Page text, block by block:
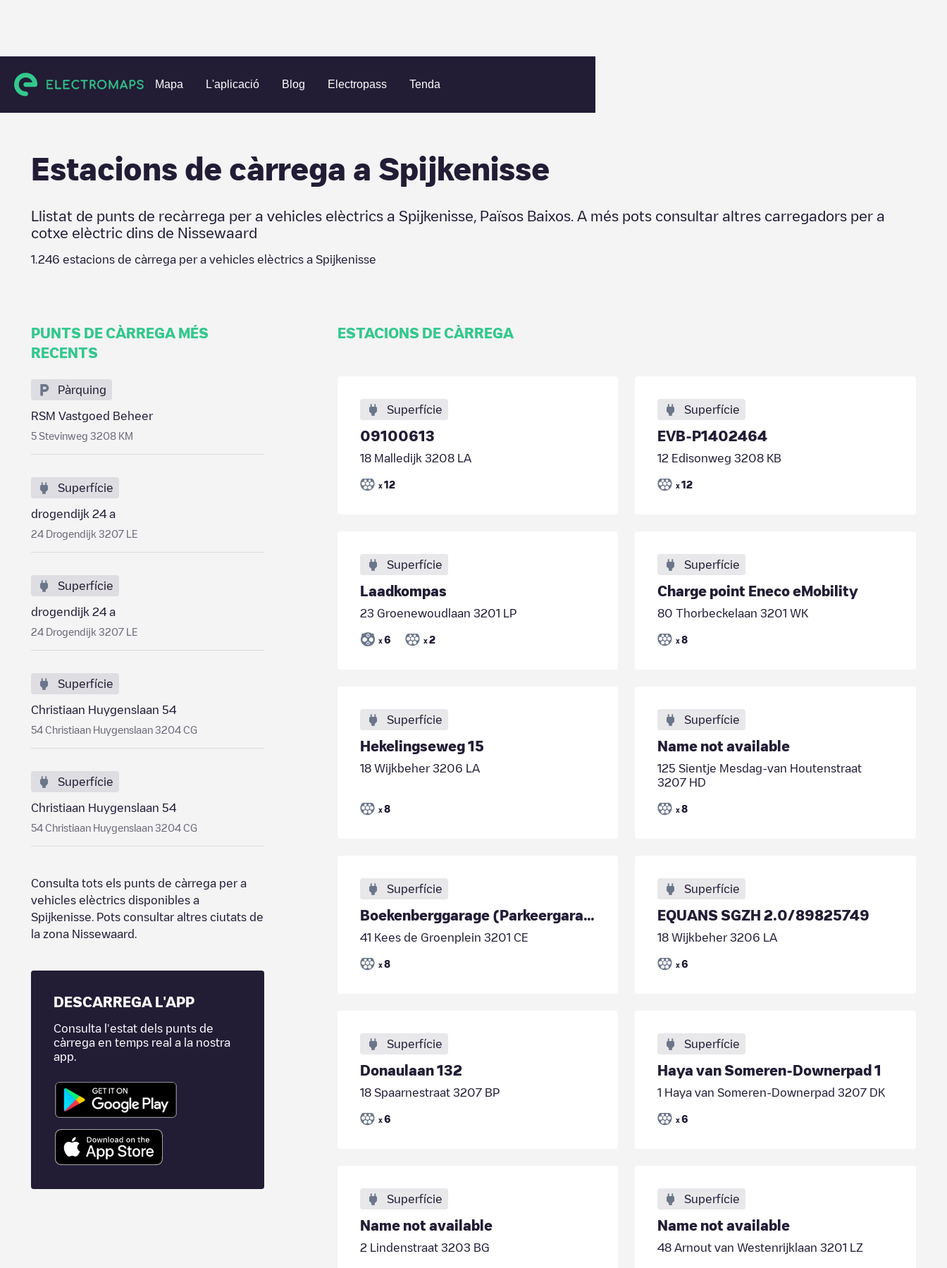
Mapa L'aplicació Blog Electropass Tenda
Charging stations Països Baixos Nissewaard Spijkenisse
Estacions de càrrega a Spijkenisse
Llistat de punts de recàrrega per a vehicles elèctrics a Spijkenisse Països Baixos . A més pots consultar altres carregadors per a
cotxe elèctric dins de Nissewaard
1.246 estacions de càrrega per a vehicles elèctrics a Spijkenisse
PUNTS DE CÀRREGA MÉS
RECENTS
Pàrquing
RSM Vastgoed Beheer
5 Stevinweg 3208 KM
Superfície
drogendijk 24 a
24 Drogendijk 3207 LE
Superfície
drogendijk 24 a
24 Drogendijk 3207 LE
Superfície
Christiaan Huygenslaan 54
54 Christiaan Huygenslaan 3204 CG
Superfície
Christiaan Huygenslaan 54
54 Christiaan Huygenslaan 3204 CG
Consulta tots els punts de càrrega per a
vehicles elèctrics disponibles a
Spijkenisse . Pots consultar altres ciutats de
la zona Nissewaard
DESCARREGA L'APP
Consulta l'estat dels punts de
càrrega en temps real a la nostra
app.
ESTACIONS DE CÀRREGA
Superfície
09100613
18 Malledijk 3208 LA
x 12
Superfície
EVB-P1402464
12 Edisonweg 3208 KB
x 12
Superfície
Laadkompas
23 Groenewoudlaan 3201 LP
x 6 x 2
Superfície
Charge point Eneco eMobility
80 Thorbeckelaan 3201 WK
x 8
Superfície
Hekelingseweg 15
18 Wijkbeher 3206 LA
x 8
Superfície
Name not available
125 Sientje Mesdag-van Houtenstraat
3207 HD
x 8
Superfície
Boekenberggarage (Parkeergarages Nissewaard)
41 Kees de Groenplein 3201 CE
x 8
Superfície
EQUANS SGZH 2.0/89825749
18 Wijkbeher 3206 LA
x 6
Superfície
Donaulaan 132
18 Spaarnestraat 3207 BP
x 6
Superfície
Haya van Someren-Downerpad 1
1 Haya van Someren-Downerpad 3207 DK
x 6
Superfície
Name not available
2 Lindenstraat 3203 BG
Superfície
Name not available
48 Arnout van Westenrijklaan 3201 LZ